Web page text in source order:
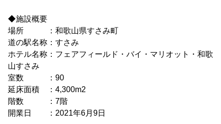
◆施設概要
場所 ：和歌山県すさみ町
道の駅名称：すさみ
ホテル名称：フェアフィールド・バイ・マリオット・和歌
山すさみ
室数 ：90
延床面積 ：4,300m2
階数 ：7階
開業日 ：2021年6月9日